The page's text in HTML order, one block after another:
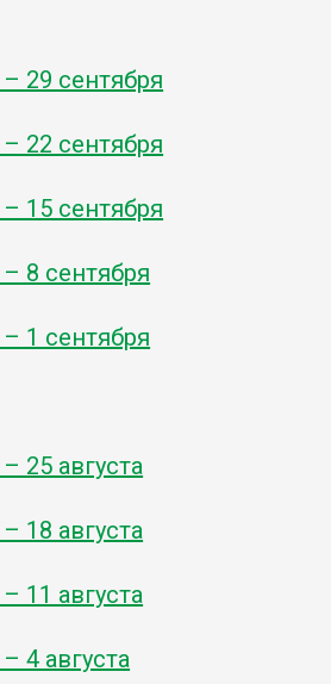
29 сентября
22 сентября
15 сентября
8 сентября
1 сентября
25 августа
18 августа
11 августа
4 августа